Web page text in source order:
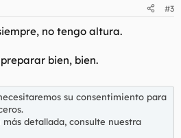
#3
no tengo altura.
bien, bien.
su consentimiento para
detallada, consulte nuestra